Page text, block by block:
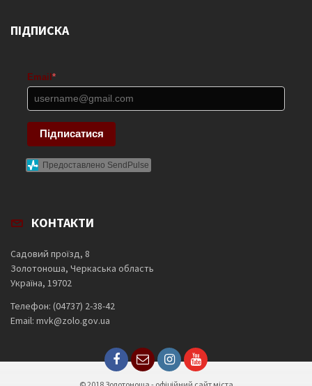
ПІДПИСКА
Email *
Підписатися
Предоставлено SendPulse
КОНТАКТИ
Садовий проїзд, 8
Золотоноша, Черкаська область
Україна, 19702
Телефон: (04737) 2-38-42
Email: mvk@zolo.gov.ua